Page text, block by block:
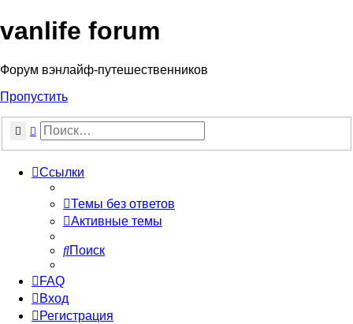
vanlife forum
Форум вэнлайф-путешественников
Пропустить
ПоискРасширенный поиск
Ссылки
Темы без ответов
Активные темы
Поиск
FAQ
Вход
Регистрация